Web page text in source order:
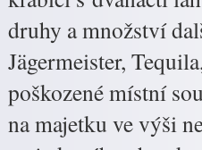
druhy a množství
Jägermeister,
poškozené místní
na majetku ve výši